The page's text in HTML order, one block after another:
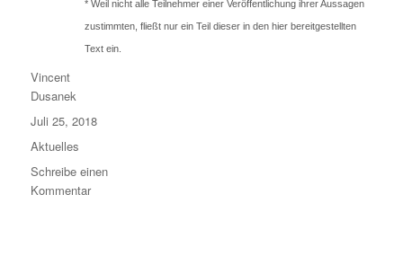
* Weil nicht alle Teilnehmer einer Veröffentlichung ihrer Aussagen
zustimmten, fließt nur ein Teil dieser in den hier bereitgestellten
Text ein.
Autor
Vincent
Dusanek
Veröffentlicht
am
Juli 25, 2018
Kategorien
Aktuelles
Schreibe einen
Kommentarzu